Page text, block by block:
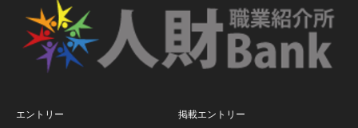
エントリー
掲載エントリー